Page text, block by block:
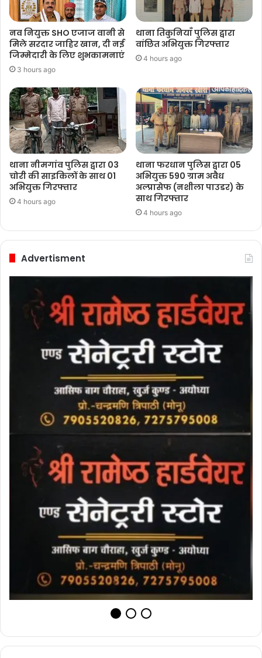
नव नियुक्त SHO एजाज वानी से
मिले सरदार जाहिर खान, दी नई
जिम्मेदारी के लिए शुभकामनाएं
3 hours ago
थाना तिकुनियाँ पुलिस द्वारा
वांछित अभियुक्त गिरफ्तार
4 hours ago
थाना नीमगांव पुलिस द्वारा 03
चोरी की साइकिलों के साथ 01
अभियुक्त गिरफ्तार
4 hours ago
थाना फरधान पुलिस द्वारा 05
अभियुक्त 590 ग्राम अवैध
अल्प्रासेफ (नशीला पाउडर) के
साथ गिरफ्तार
4 hours ago
Advertisment